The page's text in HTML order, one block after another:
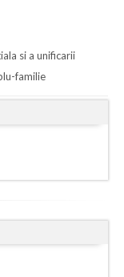
si a unificarii
familie